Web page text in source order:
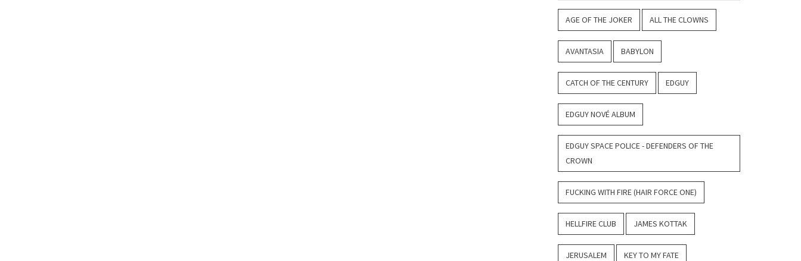
AGE OF THE JOKER ALL THE CLOWNS
AVANTASIA BABYLON
CATCH OF THE CENTURY EDGUY
EDGUY NOVÉ ALBUM
EDGUY SPACE POLICE - DEFENDERS OF THE
CROWN
FUCKING WITH FIRE (HAIR FORCE ONE)
HELLFIRE CLUB JAMES KOTTAK
JERUSALEM KEY TO MY FATE